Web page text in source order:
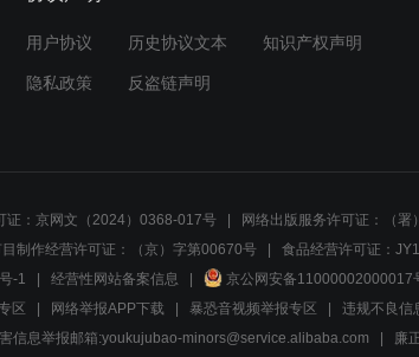
用户协议 历史协议文本 知识产权声明
隐私政策 反盗链声明
证：京网文（2024）0368-017号 网络出版服务许可证：（
制作经营许可证：（京）字第00670号 食品经营许可证：
-1 经营性网站备案信息 京公网安备11000002000017
区 网络举报APP下载 暴恐音视频举报专区
违规不良信
信息举报邮箱:youkujubao-minors@service.alibaba.com 廉